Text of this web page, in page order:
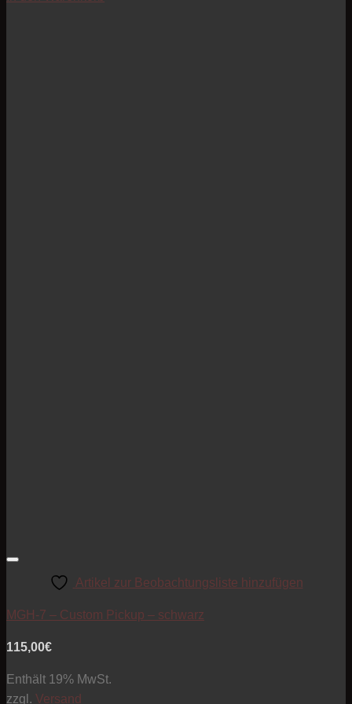
Artikel zur Beobachtungsliste hinzufügen
MGH-7 – Custom Pickup – schwarz
115,00€
Enthält 19% MwSt.
zzgl. Versand